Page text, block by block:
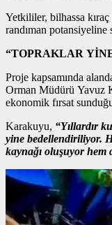
Yetkililer, bilhassa
randıman
“TOPRAKLAR
Proje kapsamında
Orman Müdürü Yavuz
ekonomik fırsat
Karakuyu, “Yıllardır
yine bedellendiriliyor.
kaynağı oluşuyor hem